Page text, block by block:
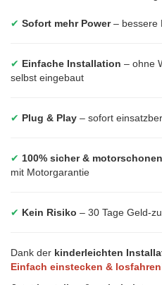
✔ Sofort mehr Power– bessere
✔ Einfache Installation – ohne
selbst eingebaut
✔ Plug & Play – sofort
✔ 100% sicher &
mit Motorgarantie
✔ Kein Risiko – 30 Tage Geld-
Dank der kinderleichten
Einfach einstecken &